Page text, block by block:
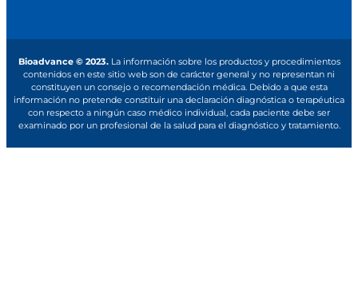
Bioadvance © 2023.La información sobre los productos y procedimientos
contenidos en este sitio web son de carácter general y no representan ni
constituyen un consejo o recomendación médica. Debido a que esta
información no pretende constituir una declaración diagnóstica o terapéutica
con respecto a ningún caso médico individual, cada paciente debe ser
examinado por un profesional de la salud para el diagnóstico y tratamiento.